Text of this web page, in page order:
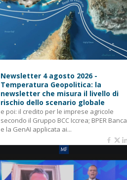
Newsletter 4 agosto 2026 -
Temperatura Geopolitica: la
newsletter che misura il livello di
rischio dello scenario globale
e poi: il credito per le imprese agricole
secondo il Gruppo BCC Iccrea; BPER Banca
e la GenAI applicata ai...